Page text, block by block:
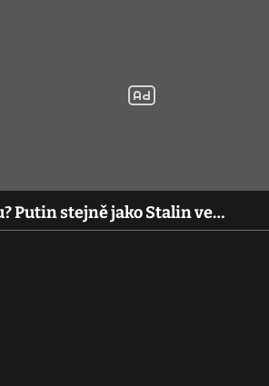
Putin stejně jako Stalin ve…